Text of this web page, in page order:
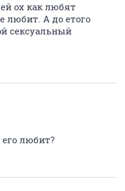
ох как любят
любит. А до етого
сексуальный
любит?